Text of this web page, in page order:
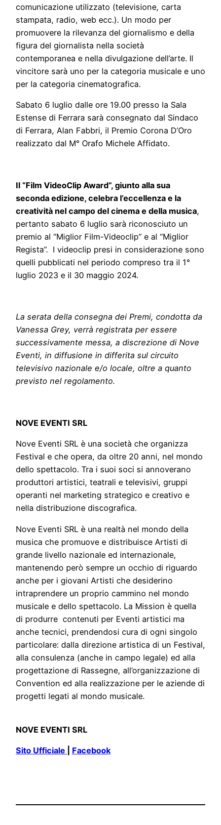
comunicazione utilizzato (televisione, carta
stampata, radio, web ecc.). Un modo per
promuovere la rilevanza del giornalismo e della
figura del giornalista nella società
contemporanea e nella divulgazione dell’arte. Il
vincitore sarà uno per la categoria musicale e uno
per la categoria cinematografica.
Sabato 6 luglio dalle ore 19.00 presso la Sala
Estense di Ferrara sarà consegnato dal Sindaco
di Ferrara, Alan Fabbri, il Premio Corona D’Oro
realizzato dal M° Orafo Michele Affidato.
Il “Film VideoClip Award”, giunto alla sua
seconda edizione, celebra l’eccellenza e la
creatività nel campo del cinema e della musica,
pertanto sabato 6 luglio sarà riconosciuto un
premio al “Miglior Film-Videoclip” e al “Miglior
Regista”. I videoclip presi in considerazione sono
quelli pubblicati nel periodo compreso tra il 1°
luglio 2023 e il 30 maggio 2024.
La serata della consegna dei Premi, condotta da
Vanessa Grey, verrà registrata per essere
successivamente messa, a discrezione di Nove
Eventi, in diffusione in differita sul circuito
televisivo nazionale e/o locale, oltre a quanto
previsto nel regolamento.
NOVE EVENTI SRL
Nove Eventi SRL è una società che organizza
Festival e che opera, da oltre 20 anni, nel mondo
dello spettacolo. Tra i suoi soci si annoverano
produttori artistici, teatrali e televisivi, gruppi
operanti nel marketing strategico e creativo e
nella distribuzione discografica.
Nove Eventi SRL è una realtà nel mondo della
musica che promuove e distribuisce Artisti di
grande livello nazionale ed internazionale,
mantenendo però sempre un occhio di riguardo
anche per i giovani Artisti che desiderino
intraprendere un proprio cammino nel mondo
musicale e dello spettacolo. La Mission è quella
di produrre contenuti per Eventi artistici ma
anche tecnici, prendendosi cura di ogni singolo
particolare: dalla direzione artistica di un Festival,
alla consulenza (anche in campo legale) ed alla
progettazione di Rassegne, all’organizzazione di
Convention ed alla realizzazione per le aziende di
progetti legati al mondo musicale.
NOVE EVENTI SRL
Sito Ufficiale Facebook